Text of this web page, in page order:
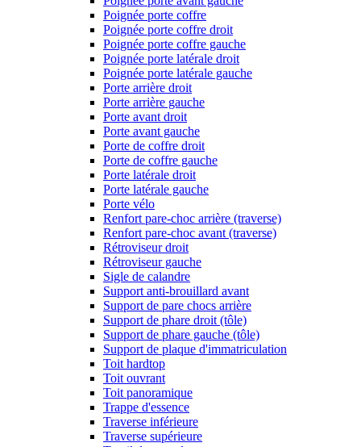
Poignée porte coffre
Poignée porte coffre droit
Poignée porte coffre gauche
Poignée porte latérale droit
Poignée porte latérale gauche
Porte arrière droit
Porte arrière gauche
Porte avant droit
Porte avant gauche
Porte de coffre droit
Porte de coffre gauche
Porte latérale droit
Porte latérale gauche
Porte vélo
Renfort pare-choc arrière (traverse)
Renfort pare-choc avant (traverse)
Rétroviseur droit
Rétroviseur gauche
Sigle de calandre
Support anti-brouillard avant
Support de pare chocs arrière
Support de phare droit (tôle)
Support de phare gauche (tôle)
Support de plaque d'immatriculation
Toit hardtop
Toit ouvrant
Toit panoramique
Trappe d'essence
Traverse inférieure
Traverse supérieure